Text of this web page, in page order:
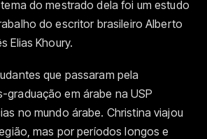
do mestrado dela foi um estudo
do escritor brasileiro Alberto
Elias Khoury.
que passaram pela
graduação em árabe na USP
no mundo árabe. Christina viajou
mas por períodos longos e